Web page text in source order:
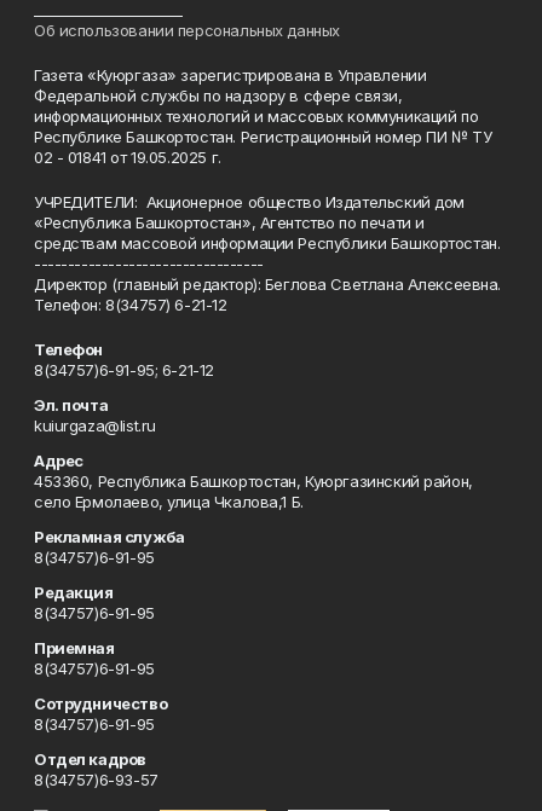
Об использовании персональных данных
Газета «Куюргаза» зарегистрирована в Управлении
Федеральной службы по надзору в сфере связи,
информационных технологий и массовых коммуникаций по
Республике Башкортостан. Регистрационный номер ПИ № ТУ
02 - 01841 от 19.05.2025 г.
УЧРЕДИТЕЛИ: Акционерное общество Издательский дом
«Республика Башкортостан», Агентство по печати и
средствам массовой информации Республики Башкортостан.
----------------------------------
Директор (главный редактор): Беглова Светлана Алексеевна.
Телефон: 8(34757) 6-21-12
Телефон
8(34757)6-91-95; 6-21-12
Эл. почта
kuiurgaza@list.ru
Адрес
453360, Республика Башкортостан, Куюргазинский район,
село Ермолаево, улица Чкалова,1 Б.
Рекламная служба
8(34757)6-91-95
Редакция
8(34757)6-91-95
Приемная
8(34757)6-91-95
Сотрудничество
8(34757)6-91-95
Отдел кадров
8(34757)6-93-57